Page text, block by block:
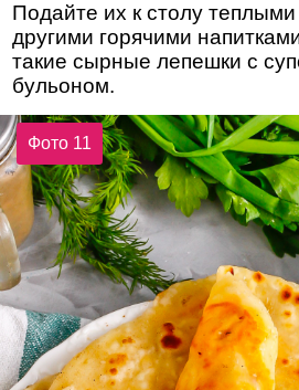
Подайте их к столу
другими горячими
такие сырные лепешки с
бульоном.
Фото 11